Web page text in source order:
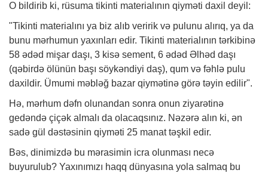
O bildirib ki, rüsuma tikinti materialının qiyməti daxil deyil:
"Tikinti materialını ya biz alıb veririk və pulunu alırıq, ya da
bunu mərhumun yaxınları edir. Tikinti materialının tərkibinə
58 ədəd mişar daşı, 3 kisə sement, 6 ədəd Əlhəd daşı
(qəbirdə ölünün başı söykəndiyi daş), qum və fəhlə pulu
daxildir. Ümumi məbləğ bazar qiymətinə görə təyin edilir".
Hə, mərhum dəfn olunandan sonra onun ziyarətinə
gedəndə çiçək almalı da olacaqsınız. Nəzərə alın ki, ən
sadə gül dəstəsinin qiyməti 25 manat təşkil edir.
Bəs, dinimizdə bu mərasimin icra olunması necə
buyurulub? Yaxınımızı haqq dünyasına yola salmaq bu